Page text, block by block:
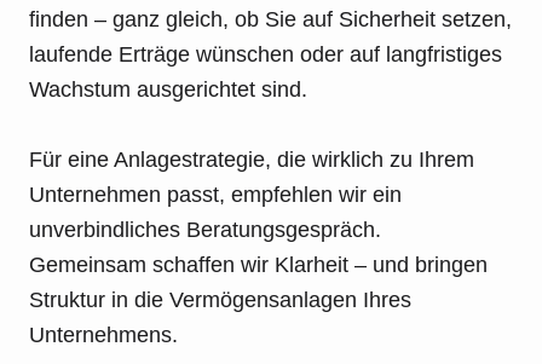
finden – ganz gleich, ob Sie auf Sicherheit setzen,
laufende Erträge wünschen oder auf langfristiges
Wachstum ausgerichtet sind.
Für eine Anlagestrategie, die wirklich zu Ihrem
Unternehmen passt, empfehlen wir ein
unverbindliches Beratungsgespräch.
Gemeinsam schaffen wir Klarheit – und bringen
Struktur in die Vermögensanlagen Ihres
Unternehmens.